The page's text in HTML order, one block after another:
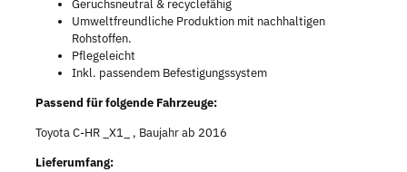
Geruchsneutral & recyclefähig
Umweltfreundliche Produktion mit nachhaltigen
Rohstoffen.
Pflegeleicht
Inkl. passendem Befestigungssystem
Passend für folgende Fahrzeuge:
Toyota C-HR _X1_ , Baujahr ab 2016
Lieferumfang: